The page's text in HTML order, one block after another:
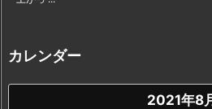
カレンダー
2021年8